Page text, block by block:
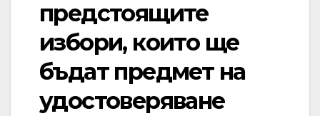
предстоящите
избори, които ще
бъдат предмет на
удостоверяване